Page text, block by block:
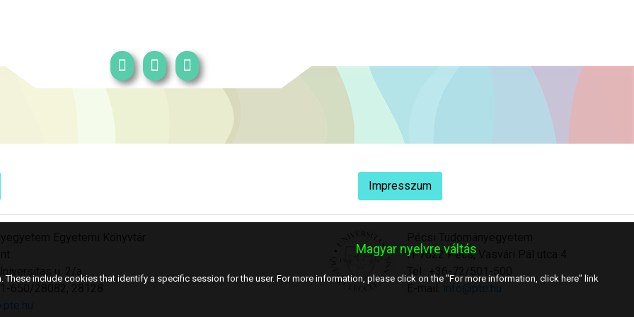
Impresszum
H-7622 Pécs, Vasvári Pál utca 4.
Magyar nyelvre váltás
include cookies that identify a specific session for the user. For more information, please click on the "For more information, click here" link